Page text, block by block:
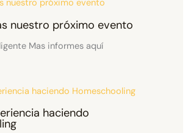
nuestro próximo evento
Mas informes aquí
haciendo